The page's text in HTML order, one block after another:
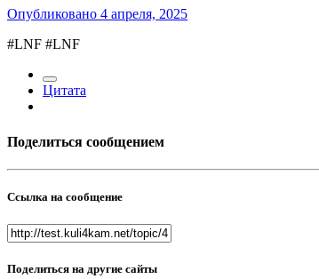
Опубликовано 4 апреля, 2025
#LNF #LNF
Цитата
Поделиться сообщением
Ссылка на сообщение
Поделиться на другие сайты